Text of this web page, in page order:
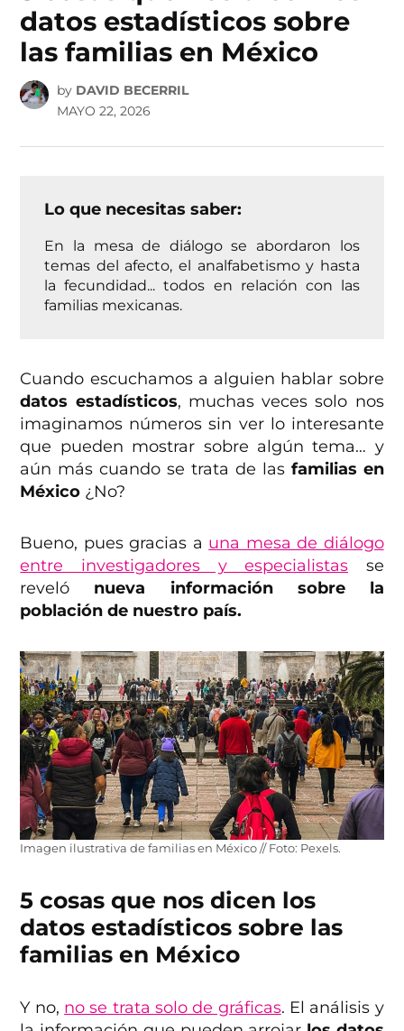
datos estadísticos sobre
las familias en México
by DAVID BECERRIL
MAYO 22, 2026
Lo que necesitas saber:
En la mesa de diálogo se abordaron los
temas del afecto, el analfabetismo y hasta
la fecundidad... todos en relación con las
familias mexicanas.
Cuando escuchamos a alguien hablar sobre
datos estadísticos, muchas veces solo nos
imaginamos números sin ver lo interesante
que pueden mostrar sobre algún tema… y
aún más cuando se trata de las familias en
México ¿No?
Bueno, pues gracias a una mesa de diálogo
entre investigadores y especialistas se
reveló nueva información sobre la
población de nuestro país.
Imagen ilustrativa de familias en México // Foto: Pexels.
5 cosas que nos dicen los
datos estadísticos sobre las
familias en México
Y no, no se trata solo de gráficas. El análisis y